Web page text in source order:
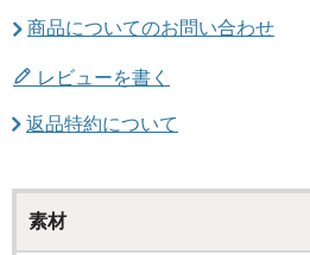
商品についてのお問い合わせ
レビューを書く
返品特約について
素材